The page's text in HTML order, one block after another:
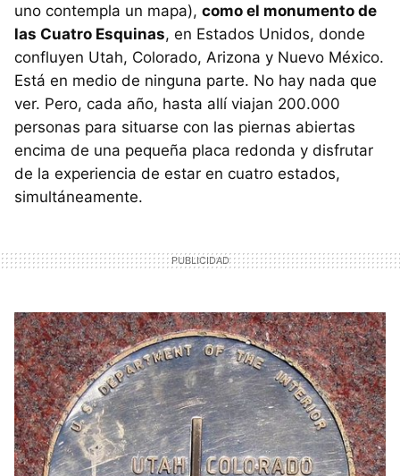
uno contempla un mapa), como el monumento de
las Cuatro Esquinas, en Estados Unidos, donde
confluyen Utah, Colorado, Arizona y Nuevo México.
Está en medio de ninguna parte. No hay nada que
ver. Pero, cada año, hasta allí viajan 200.000
personas para situarse con las piernas abiertas
encima de una pequeña placa redonda y disfrutar
de la experiencia de estar en cuatro estados,
simultáneamente.